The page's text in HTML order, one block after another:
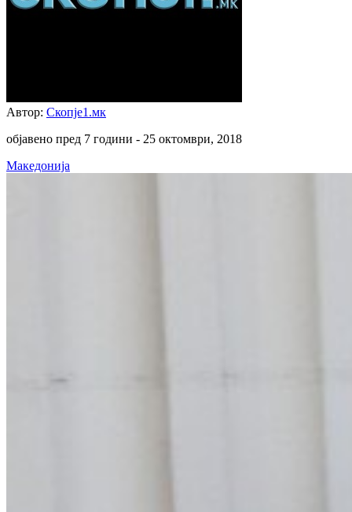
Автор: Скопје1.мк
објавено пред 7 години - 25 октомври, 2018
Македонија